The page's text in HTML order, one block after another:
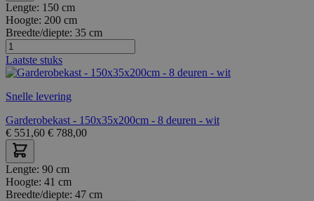
Lengte: 150 cm
Hoogte: 200 cm
Breedte/diepte: 35 cm
Laatste stuks
Snelle levering
Garderobekast - 150x35x200cm - 8 deuren - wit
€ 551,60 € 788,00
Lengte: 90 cm
Hoogte: 41 cm
Breedte/diepte: 47 cm